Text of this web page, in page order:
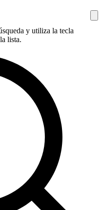
y utiliza la tecla
lista.